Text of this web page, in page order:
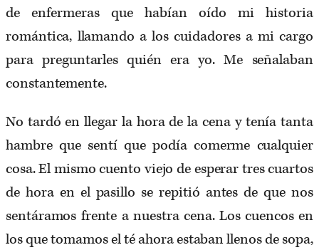
de enfermeras que habían oído mi historia
romántica, llamando a los cuidadores a mi cargo
para preguntarles quién era yo. Me señalaban
constantemente.
No tardó en llegar la hora de la cena y tenía tanta
hambre que sentí que podía comerme cualquier
cosa. El mismo cuento viejo de esperar tres cuartos
de hora en el pasillo se repitió antes de que nos
sentáramos frente a nuestra cena. Los cuencos en
los que tomamos el té ahora estaban llenos de sopa,